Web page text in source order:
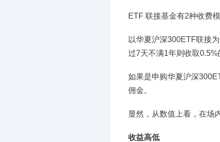
ETF 联接基金有2种收费
以华夏沪深300ETF联接
过7天不满1年则收取
如果是申购华夏沪深
佣金。
显然，从数值上看，在场
收益高低